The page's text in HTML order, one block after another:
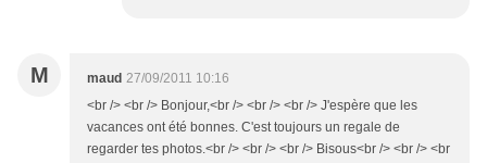
M maud 27/09/2011 10:16
<br /> <br /> Bonjour,<br /> <br /> <br /> J'espère que les
vacances ont été bonnes. C'est toujours un regale de
regarder tes photos.<br /> <br /> <br /> Bisous<br /> <br /> <br